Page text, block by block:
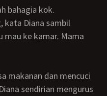
bahagia kok.
mau ke kamar. Mama
sendirian mengurus